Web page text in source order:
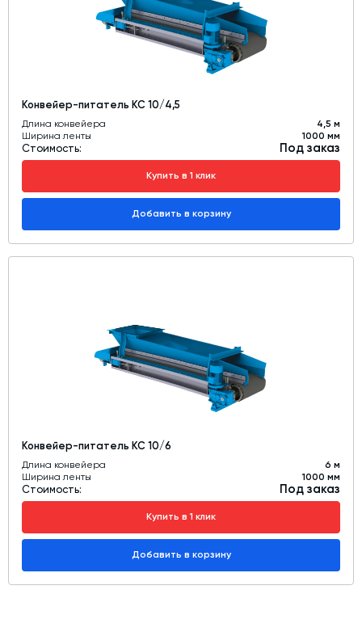
Конвейер-питатель КС 10/4,5
Длина конвейера
4,5 м
Ширина ленты
1000 мм
Стоимость: Под заказ
Купить в 1 клик
Добавить в корзину
Конвейер-питатель КС 10/6
Длина конвейера
6 м
Ширина ленты
1000 мм
Стоимость: Под заказ
Купить в 1 клик
Добавить в корзину